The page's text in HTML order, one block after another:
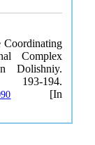
Coordinating
Complex
Dolishniy.
194.
[In